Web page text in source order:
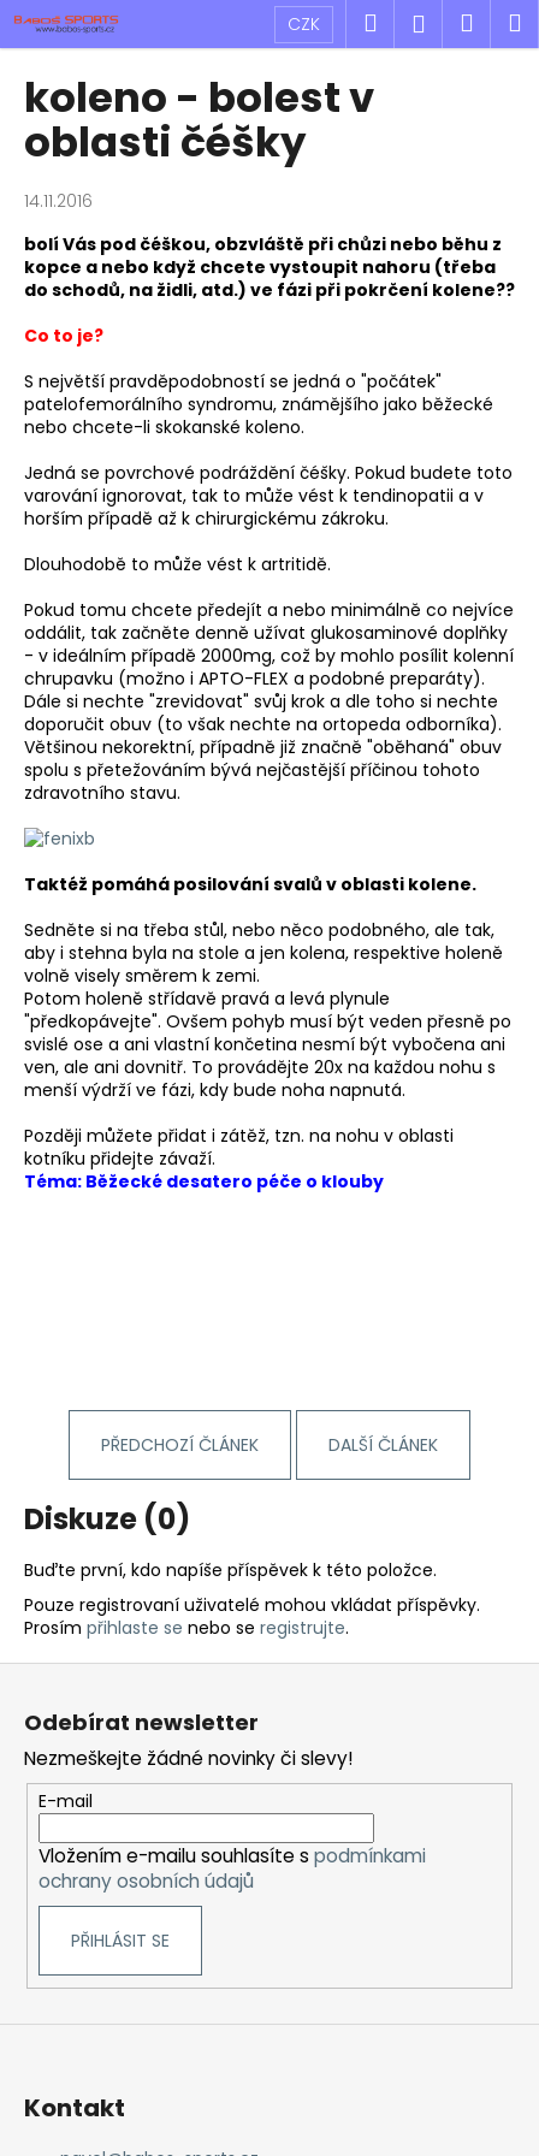
Přejít
obsah
CZK Hledat
koleno - bolest v
oblasti čéšky
14.11.2016
bolí Vás pod čéškou, obzvláště při chůzi nebo běhu z
kopce a nebo když chcete vystoupit nahoru (třeba
do schodů, na židli, atd.) ve fázi při pokrčení kolene??
Co to je?
S největší pravděpodobností se jedná o "počátek"
patelofemorálního syndromu, známějšího jako běžecké
nebo chcete-li skokanské koleno.
Jedná se povrchové podráždění čéšky. Pokud budete toto
varování ignorovat, tak to může vést k tendinopatii a v
horším případě až k chirurgickému zákroku.
Dlouhodobě to může vést k artritidě.
Pokud tomu chcete předejít a nebo minimálně co nejvíce
oddálit, tak začněte denně užívat glukosaminové doplňky
- v ideálním případě 2000mg, což by mohlo posílit kolenní
chrupavku (možno i APTO-FLEX a podobné preparáty).
Dále si nechte "zrevidovat" svůj krok a dle toho si nechte
doporučit obuv (to však nechte na ortopeda odborníka).
Většinou nekorektní, případně již značně "oběhaná" obuv
spolu s přetežováním bývá nejčastější příčinou tohoto
zdravotního stavu.
Taktéž pomáhá posilování svalů v oblasti kolene.
Sedněte si na třeba stůl, nebo něco podobného, ale tak,
aby i stehna byla na stole a jen kolena, respektive holeně
volně visely směrem k zemi.
Potom holeně střídavě pravá a levá plynule
"předkopávejte". Ovšem pohyb musí být veden přesně po
svislé ose a ani vlastní končetina nesmí být vybočena ani
ven, ale ani dovnitř. To provádějte 20x na každou nohu s
menší výdrží ve fázi, kdy bude noha napnutá.
Později můžete přidat i zátěž, tzn. na nohu v oblasti
kotníku přidejte závaží.
Téma: Běžecké desatero péče o klouby
PŘEDCHOZÍ ČLÁNEK DALŠÍ ČLÁNEK
Diskuze (0)
Buďte první, kdo napíše příspěvek k této položce.
Pouze registrovaní uživatelé mohou vkládat příspěvky.
Prosím přihlaste se nebo se registrujte.
K
o
C
o
p
t
ř
e
b
u
j
e
t
e
n
a
j
í
t
?
D
o
p
o
r
u
č
j
e
m
Původně:
000
Odebírat newsletter
Nezmeškejte žádné novinky či slevy!
E-mail
Vložením e-mailu souhlasíte s podmínkami
ochrany osobních údajů
PŘIHLÁSIT SE
Kontakt